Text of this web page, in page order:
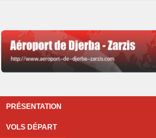
PRÉSENTATION
VOLS DÉPART